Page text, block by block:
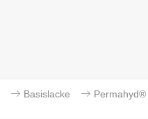
Basislacke Permahyd®